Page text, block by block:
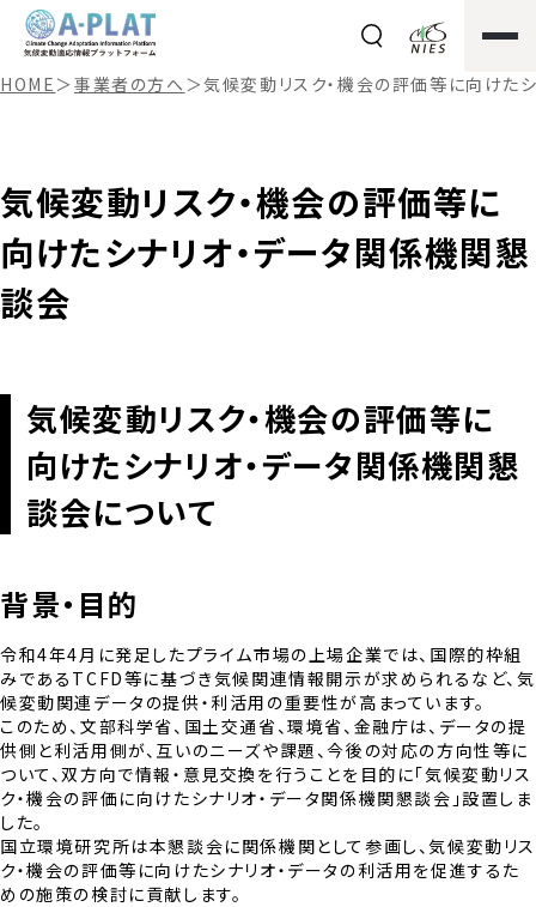
HOME＞事業者の方へ ＞気候変動リスク・機会の評価等に向けた
気候変動リスク・機会の評価等に
向けたシナリオ・データ関係機関懇
談会
気候変動リスク・機会の評価等に
向けたシナリオ・データ関係機関懇
談会について
背景・目的
令和4年4月に発足したプライム市場の上場企業では、国際的枠組
みであるTCFD等に基づき気候関連情報開示が求められるなど、気
候変動関連データの提供・利活用の重要性が高まっています。
このため、文部科学省、国土交通省、環境省、金融庁は、データの提
供側と利活用側が、互いのニーズや課題、今後の対応の方向性等に
ついて、双方向で情報・意見交換を行うことを目的に「気候変動リス
ク・機会の評価に向けたシナリオ・データ関係機関懇談会」設置しま
した。
国立環境研究所は本懇談会に関係機関として参画し、気候変動リス
ク・機会の評価等に向けたシナリオ・データの利活用を促進するた
めの施策の検討に貢献します。